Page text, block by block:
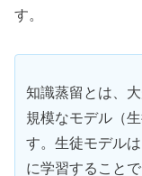
す。
知識蒸留とは、
規模なモデル（
す。生徒モデル
に学習すること